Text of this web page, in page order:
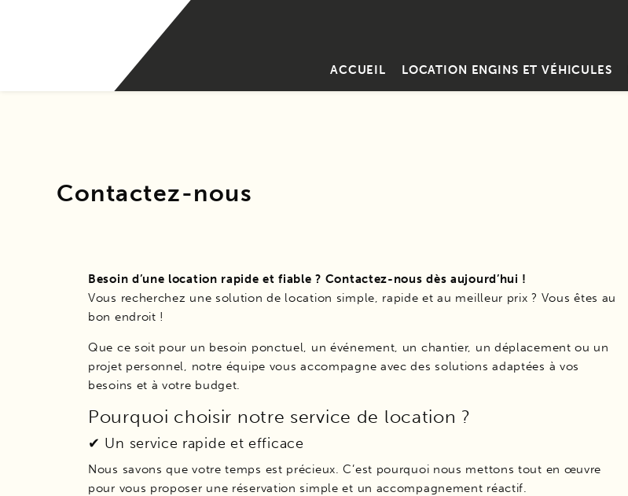
ACCUEIL LOCATION ENGINS ET VÉHICULES
Contactez-nous
Besoin d’une location rapide et fiable ? Contactez-nous dès aujourd’hui !
Vous recherchez une solution de location simple, rapide et au meilleur prix ? Vous êtes au
bon endroit !
Que ce soit pour un besoin ponctuel, un événement, un chantier, un déplacement ou un
projet personnel, notre équipe vous accompagne avec des solutions adaptées à vos
besoins et à votre budget.
Pourquoi choisir notre service de location ?
✔ Un service rapide et efficace
Nous savons que votre temps est précieux. C’est pourquoi nous mettons tout en œuvre
pour vous proposer une réservation simple et un accompagnement réactif.